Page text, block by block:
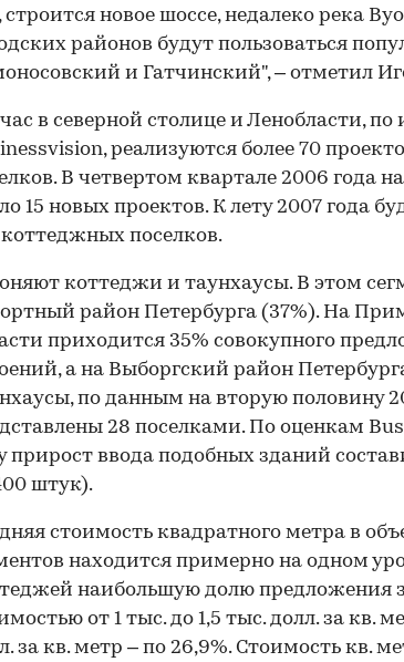
строится новое шоссе, недалеко река
районов будут пользоваться
и Гатчинский", – отметил
в северной столице и Ленобласти,
реализуются более 70
В четвертом квартале 2006 года
15 новых проектов. К лету 2007 года
коттеджных поселков.
коттеджи и таунхаусы. В этом
район Петербурга (37%). На
приходится 35% совокупного
а на Выборгский район
по данным на вторую половину
28 поселками. По оценкам
прирост ввода подобных зданий
штук).
стоимость квадратного метра в
находится примерно на одном
наибольшую долю предложения
от 1 тыс. до 1,5 тыс. долл. за кв.
за кв. метр – по 26,9%. Стоимость кв.